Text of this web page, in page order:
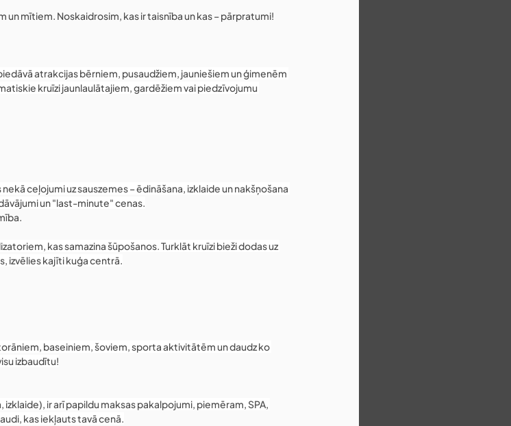
mītiem. Noskaidrosim, kas ir taisnība un kas – pārpratumi!
atrakcijas bērniem, pusaudžiem, jauniešiem un ģimenēm
kruīzi jaunlaulātajiem, gardēžiem vai piedzīvojumu
ceļojumi uz sauszemes – ēdināšana, izklaide un nakšņošana
un "last-minute" cenas.
kas samazina šūpošanos. Turklāt kruīzi bieži dodas uz
izvēlies kajīti kuģa centrā.
baseiniem, šoviem, sporta aktivitātēm un daudz ko
izbaudītu!
izklaide), ir arī papildu maksas pakalpojumi, piemēram, SPA,
kas iekļauts tavā cenā.